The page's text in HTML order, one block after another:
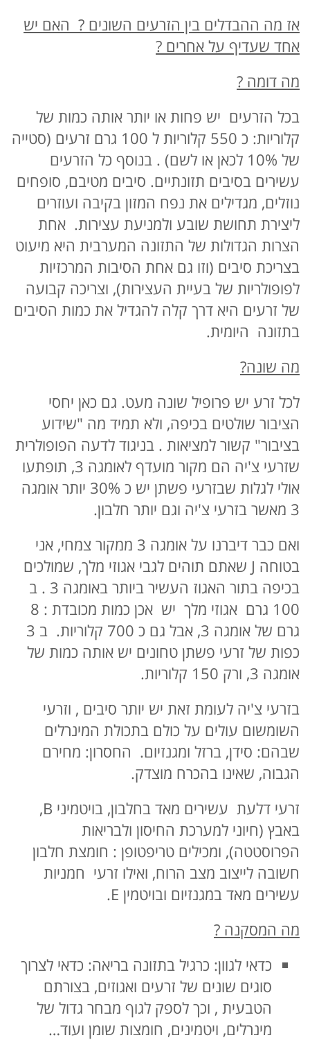
אז מה ההבדלים בין הזרעים השונים ? האם יש
אחד שעדיף על אחרים ?
מה דומה ?
בכל הזרעים יש פחות או יותר אותה כמות של
קלוריות: כ 550 קלוריות ל 100 גרם זרעים (סטייה
של 10% לכאן או לשם) . בנוסף כל הזרעים
עשירים בסיבים תזונתיים. סיבים מטיבם, סופחים
נוזלים, מגדילים את נפח המזון בקיבה ועוזרים
ליצירת תחושת שובע ולמניעת עצירות. אחת
הצרות הגדולות של התזונה המערבית היא מיעוט
בצריכת סיבים (וזו גם אחת הסיבות המרכזיות
לפופולריות של בעיית העצירות), וצריכה קבועה
של זרעים היא דרך קלה להגדיל את כמות הסיבים
בתזונה היומית.
מה שונה?
לכל זרע יש פרופיל שונה מעט. גם כאן יחסי
הציבור שולטים בכיפה, ולא תמיד מה "שידוע
בציבור" קשור למציאות . בניגוד לדעה הפופולרית
שזרעי צ'יה הם מקור מועדף לאומגה 3, תופתעו
אולי לגלות שבזרעי פשתן יש כ 30% יותר אומגה
3 מאשר בזרעי צ'יה וגם יותר חלבון.
ואם כבר דיברנו על אומגה 3 ממקור צמחי, אני
בטוחה J שאתם תוהים לגבי אגוזי מלך, שמולכים
בכיפה בתור האגוז העשיר ביותר באומגה 3 . ב
100 גרם אגוזי מלך יש אכן כמות מכובדת : 8
גרם של אומגה 3, אבל גם כ 700 קלוריות. ב 3
כפות של זרעי פשתן טחונים יש אותה כמות של
אומגה 3, ורק 150 קלוריות.
בזרעי צ'יה לעומת זאת יש יותר סיבים , וזרעי
השומשום עולים על כולם בתכולת המינרלים
שבהם: סידן, ברזל ומגנזיום. החסרון: מחירם
הגבוה, שאינו בהכרח מוצדק.
זרעי דלעת עשירים מאד בחלבון, בויטמיני B,
באבץ (חיוני למערכת החיסון ולבריאות
הפרוסטטה), ומכילים טריפטופן : חומצת חלבון
חשובה לייצוב מצב הרוח, ואילו זרעי חמניות
עשירים מאד במגנזיום ובויטמין E.
מה המסקנה ?
כדאי לגוון: כרגיל בתזונה בריאה: כדאי לצרוך
סוגים שונים של זרעים ואגוזים, בצורתם
הטבעית , וכך לספק לגוף מבחר גדול של
מינרלים, ויטמינים, חומצות שומן ועוד…